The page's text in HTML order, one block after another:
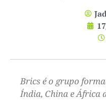
Brics é o grupo
Índia, China e África